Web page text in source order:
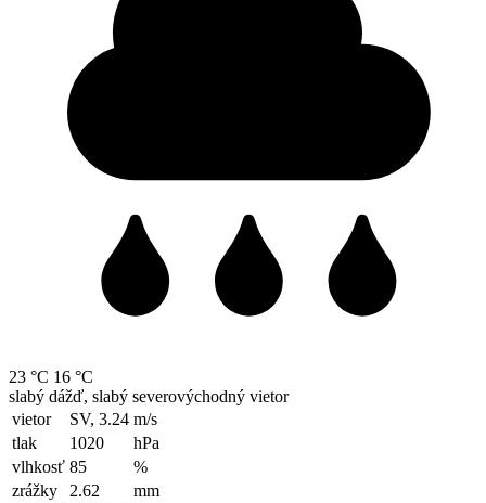
23 °C 16 °C
slabý dážď, slabý severovýchodný vietor
vietor
SV, 3.24 m/s
tlak
1020
hPa
vlhkosť 85
%
zrážky
2.62
mm